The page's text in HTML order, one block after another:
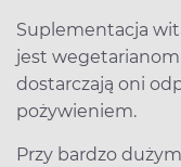
Suplementacja
jest
dostarczają oni
pożywieniem.
Przy bardzo